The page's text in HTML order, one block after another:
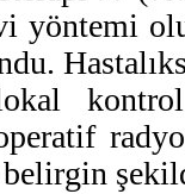
yöntemi